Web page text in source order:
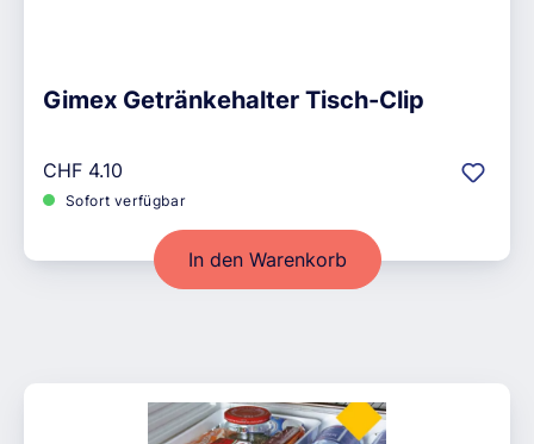
Gimex Getränkehalter Tisch-Clip
Regulärer Preis:
CHF 4.10
Sofort verfügbar
In den Warenkorb